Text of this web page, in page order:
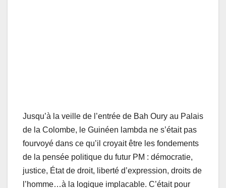
Jusqu’à la veille de l’entrée de Bah Oury au Palais
de la Colombe, le Guinéen lambda ne s’était pas
fourvoyé dans ce qu’il croyait être les fondements
de la pensée politique du futur PM : démocratie,
justice, État de droit, liberté d’expression, droits de
l’homme…à la logique implacable. C’était pour